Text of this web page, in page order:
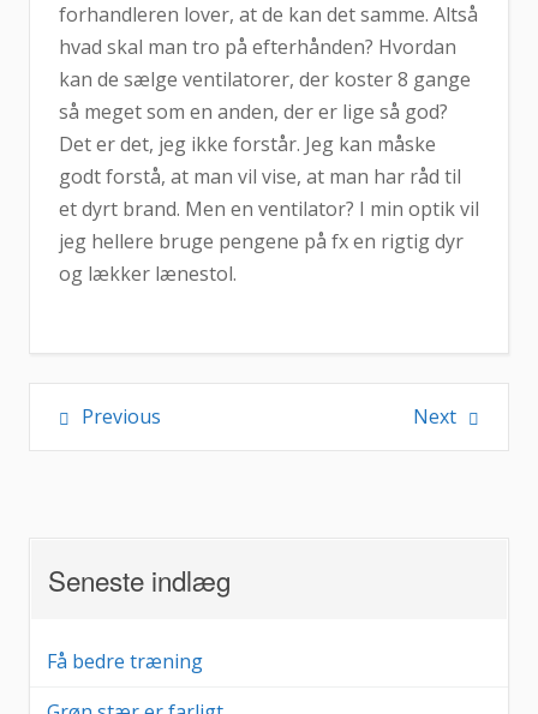
forhandleren lover, at de kan det samme. Altså
hvad skal man tro på efterhånden? Hvordan
kan de sælge ventilatorer, der koster 8 gange
så meget som en anden, der er lige så god?
Det er det, jeg ikke forstår. Jeg kan måske
godt forstå, at man vil vise, at man har råd til
et dyrt brand. Men en ventilator? I min optik vil
jeg hellere bruge pengene på fx en rigtig dyr
og lækker lænestol.
Indlægsnavigation
Previous Next
Seneste indlæg
Få bedre træning